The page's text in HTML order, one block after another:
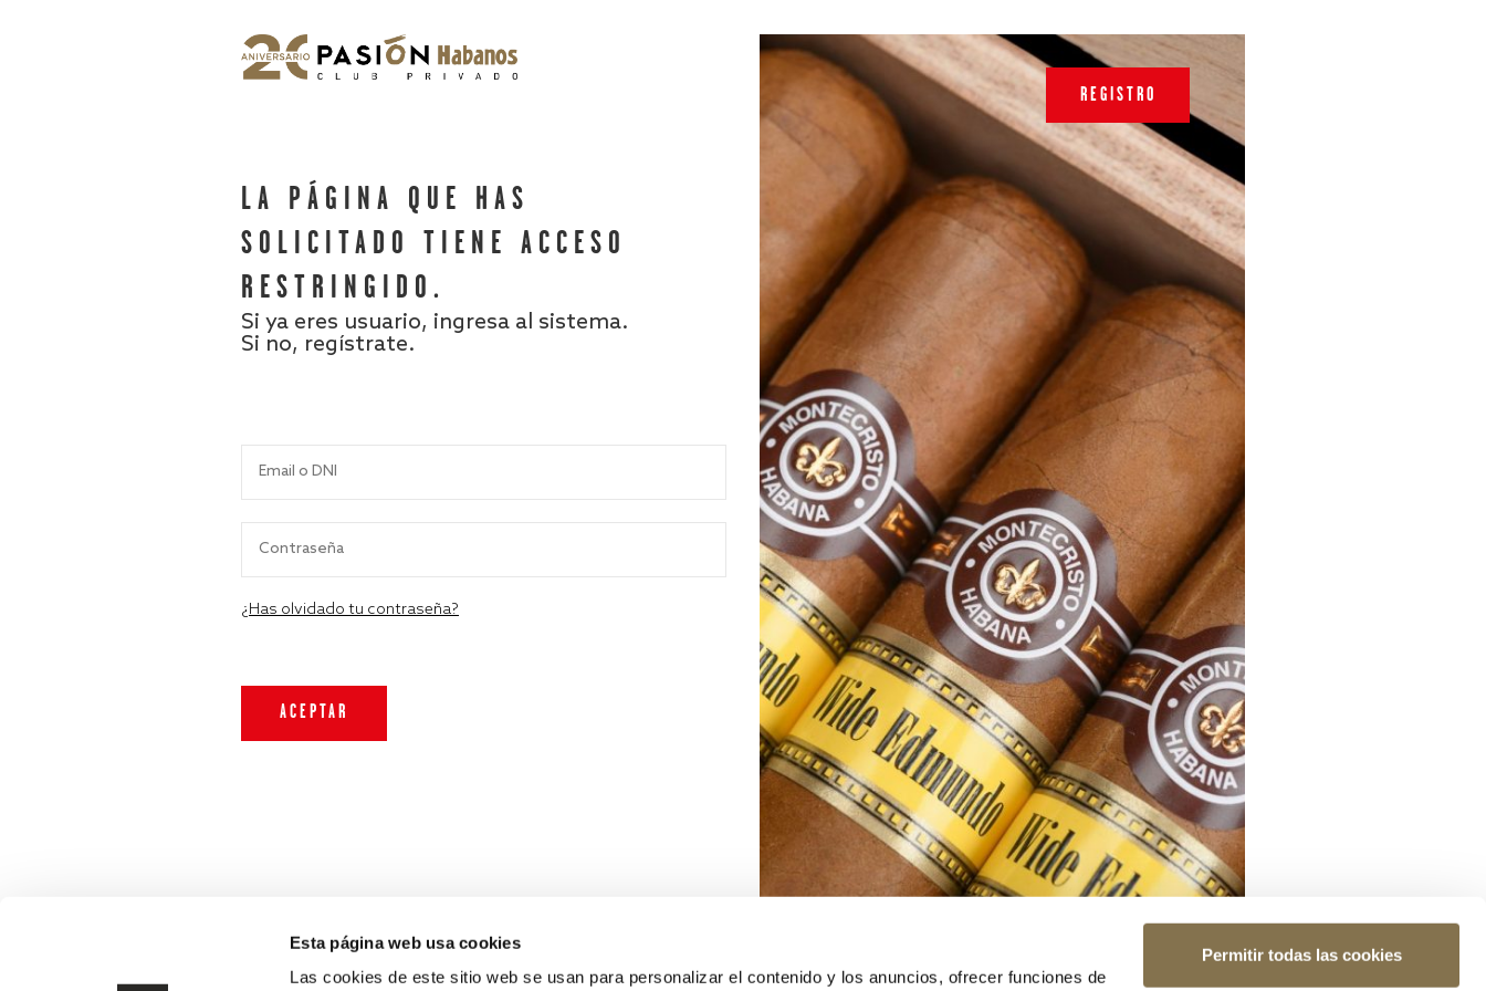
Esta página web usa cookies
Las cookies de este sitio web se usan para personalizar el contenido y los anuncios, ofrecer funciones de
Permitir todas las cookies
LA PÁGINA QUE HAS
SOLICITADO TIENE ACCESO
RESTRINGIDO.
Si ya eres usuario, ingresa al sistema.
Si no, regístrate.
¿Has olvidado tu contraseña?
REGISTRO